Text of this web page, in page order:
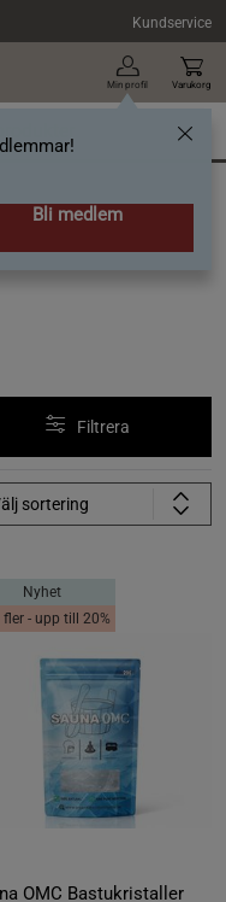
Kundservice
Min profil
Bli medlem
Varukorg
Filtrera
sortering
Nyhet
fler - upp till 20%
OMC Bastukristaller